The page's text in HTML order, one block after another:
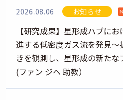
2026.08.06 お知らせ
【研究成果】星形成ハブに
進する低密度ガス流を発見
きを観測し、星形成の新た
(ファン ジヘ 助教）